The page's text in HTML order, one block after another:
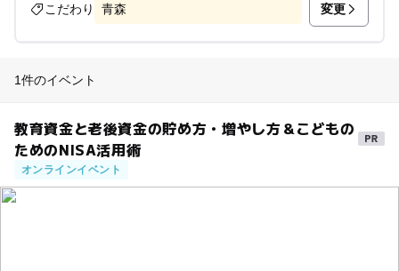
こだわり 青森 変更
1件のイベント
教育資金と老後資金の貯め方・増やし方＆こどもの
ためのNISA活用術
オンラインイベント